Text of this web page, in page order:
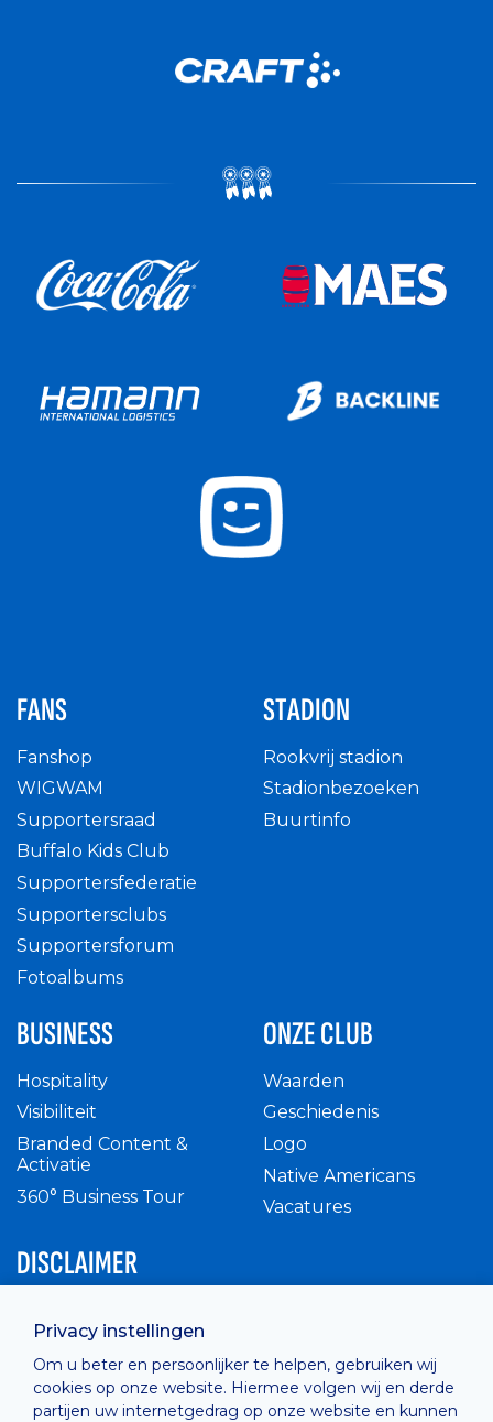
Privacy instellingen
Om u beter en persoonlijker te helpen, gebruiken wij
cookies op onze website. Hiermee volgen wij en derde
partijen uw internetgedrag op onze website en kunnen
FANS
Fanshop
WIGWAM
Supportersraad
Buffalo Kids Club
Supportersfederatie
Supportersclubs
Supportersforum
Fotoalbums
STADION
Rookvrij stadion
Stadionbezoeken
Buurtinfo
BUSINESS
Hospitality
Visibiliteit
Branded Content &
Activatie
360° Business Tour
ONZE CLUB
Waarden
Geschiedenis
Logo
Native Americans
Vacatures
DISCLAIMER
Privacy Policy
Cashless
verkoopsvoorwaarden